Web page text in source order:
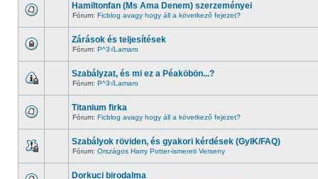
Hamiltonfan (Ms Ama Denem) szerzeményei
Fórum: Ficblog avagy hogy áll a következő fejezet?
Zárások és teljesítések
Fórum: P^3√Lamaro
Szabályzat, és mi ez a Péaköbön...?
Fórum: P^3√Lamaro
Titanium firka
Fórum: Ficblog avagy hogy áll a következő fejezet?
Szabályok röviden, és gyakori kérdések (GyIK/FAQ)
Fórum: Országos Harry Potter-ismereti Verseny
Dorkuci birodalma